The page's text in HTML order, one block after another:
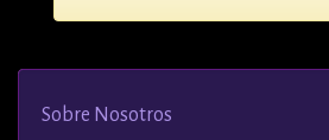
Sobre Nosotros